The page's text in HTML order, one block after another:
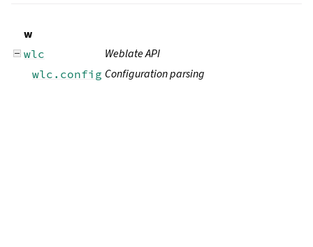
w
wlc Weblate API
wlc.config Configuration parsing